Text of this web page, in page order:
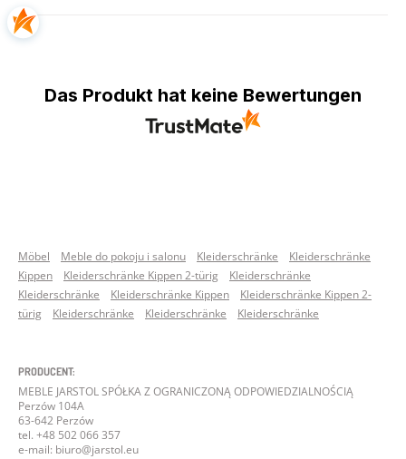
Das Produkt hat keine Bewertungen
Möbel Meble do pokoju i salonu Kleiderschränke
Kleiderschränke
Kippen
Kleiderschränke Kippen 2-türig
Kleiderschränke
Kleiderschränke
Kleiderschränke Kippen
Kleiderschränke Kippen 2-
türig
Kleiderschränke Kleiderschränke Kleiderschränke
PRODUCENT:
MEBLE JARSTOL SPÓŁKA Z OGRANICZONĄ ODPOWIEDZIALNOŚCIĄ
Perzów 104A
63-642 Perzów
tel. +48 502 066 357
e-mail: biuro@jarstol.eu